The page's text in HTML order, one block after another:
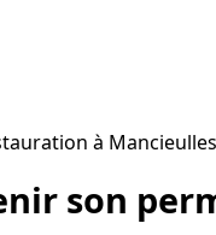
à Mancieulles
son